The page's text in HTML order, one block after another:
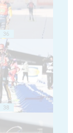
36
38